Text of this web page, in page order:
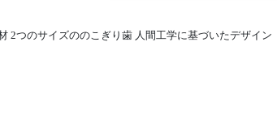
2つのサイズののこぎり歯 人間工学に基づいたデザイン